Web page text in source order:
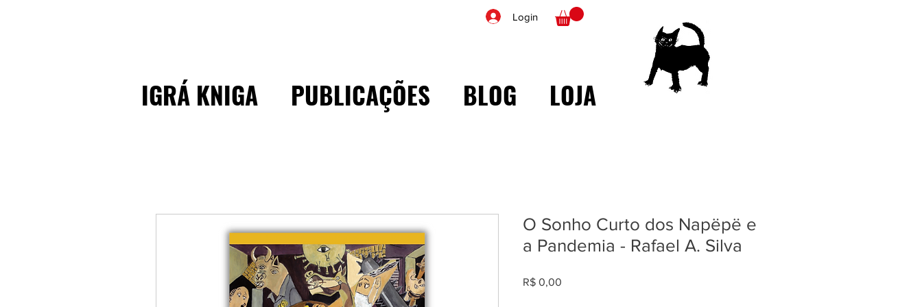
Login
IGRÁ KNIGA PUBLICAÇÕES BLOG LOJA
O Sonho Curto dos Napëpë e
a Pandemia - Rafael A. Silva
R$ 0,00